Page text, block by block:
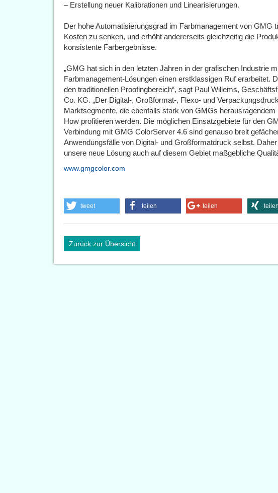
– Erstellung neuer Kalibrationen und Linearisierungen.
Der hohe Automatisierungsgrad im Farbmanagement von GMG
Kosten zu senken, und erhöht andererseits gleichzeitig die
konsistente Farbergebnisse.
„GMG hat sich in den letzten Jahren in der grafischen Industrie
Farbmanagement-Lösungen einen erstklassigen Ruf erarbeitet.
den traditionellen Proofingbereich“, sagt Paul Willems,
Co. KG. „Der Digital-, Großformat-, Flexo- und
Marktsegmente, die ebenfalls stark von GMGs
How profitieren werden. Die möglichen Einsatzgebiete für den
Verbindung mit GMG ColorServer 4.6 sind genauso breit
Anwendungsfälle von Digital- und Großformatdruck selbst.
unsere neue Lösung auch auf diesem Gebiet maßgebliche
www.gmgcolor.com
tweet teilen teilen teilen
Zurück zur Übersicht